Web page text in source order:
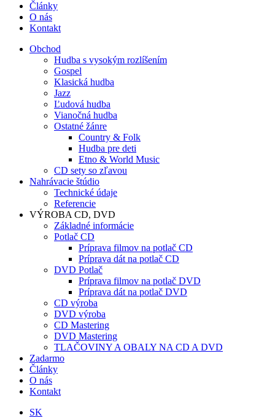
Články
O nás
Kontakt
Obchod
Hudba s vysokým rozlíšením
Gospel
Klasická hudba
Jazz
Ľudová hudba
Vianočná hudba
Ostatné žánre
Country & Folk
Hudba pre deti
Etno & World Music
CD sety so zľavou
Nahrávacie štúdio
Technické údaje
Referencie
VÝROBA CD, DVD
Základné informácie
Potlač CD
Príprava filmov na potlač CD
Príprava dát na potlač CD
DVD Potlač
Príprava filmov na potlač DVD
Príprava dát na potlač DVD
CD výroba
DVD výroba
CD Mastering
DVD Mastering
TLAČOVINY A OBALY NA CD A DVD
Zadarmo
Články
O nás
Kontakt
SK